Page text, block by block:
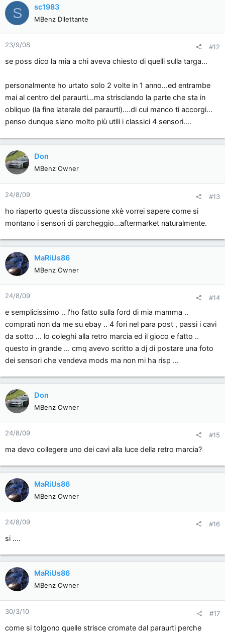
S sc1983
MBenz Dilettante
23/9/08 #12
se poss dico la mia a chi aveva chiesto di quelli sulla targa...
personalmente ho urtato solo 2 volte in 1 anno...ed entrambe
mai al centro del paraurti...ma strisciando la parte che sta in
obliquo (la fine laterale del paraurti)....di cui manco ti accorgi...
penso dunque siano molto più utili i classici 4 sensori....
Don
MBenz Owner
24/8/09 #13
ho riaperto questa discussione xkè vorrei sapere come si
montano i sensori di parcheggio...aftermarket naturalmente.
MaRiUs86
MBenz Owner
24/8/09 #14
e semplicissimo .. l'ho fatto sulla ford di mia mamma ..
comprati non da me su ebay .. 4 fori nel para post , passi i cavi
da sotto ... lo coleghi alla retro marcia ed il gioco e fatto ..
questo in grande ... cmq avevo scritto a dj di postare una foto
dei sensori che vendeva mods ma non mi ha risp ...
Don
MBenz Owner
24/8/09 #15
ma devo collegere uno dei cavi alla luce della retro marcia?
MaRiUs86
MBenz Owner
24/8/09 #16
si ....
MaRiUs86
MBenz Owner
30/3/10 #17
come si tolgono quelle strisce cromate dal paraurti perche